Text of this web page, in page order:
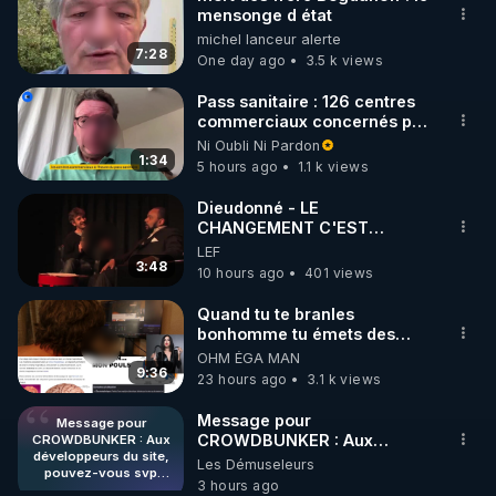
🌱 INSTAGRAM
https://www.instagram.com/rdlr_thierrycasasnovas/
http://rgnr.li/instagram
🌱 LA NEWSLETTER
Pour ne pas rater l’actualité RGNR (stages,
http://rgnr.li/news
🌱 VIDÉOS NON CENSURÉES SUR ODYSEE
Toutes les vidéos Youtube sont aussi sur la
http://rgnr.li/odysee
🌱 LES STAGES EN PRÉSENTIEL
http://rgnr.li/stages
7:28
mensonge d état
michel lanceur alerte
One day ago
3.5 k views
1:34
Pass sanitaire : 126 centres
commerciaux concernés par
l'obligation dans toute la
France
Ni Oubli Ni Pardon
5 hours ago
1.1 k views
3:48
Dieudonné - LE
CHANGEMENT C'EST
MAINTENANT
LEF
10 hours ago
401 views
9:36
Quand tu te branles
bonhomme tu émets des
ondes ils ont juste omis de
t'expliquer
OHM ÉGA MAN
23 hours ago
3.1 k views
Message pour
CROWDBUNKER : Aux
développeurs du site,
pouvez-vous svp
remettre la
Message pour
CROWDBUNKER : Aux
développeurs du site,
pouvez-vous svp remettre la
Les Démuseleurs
3 hours ago